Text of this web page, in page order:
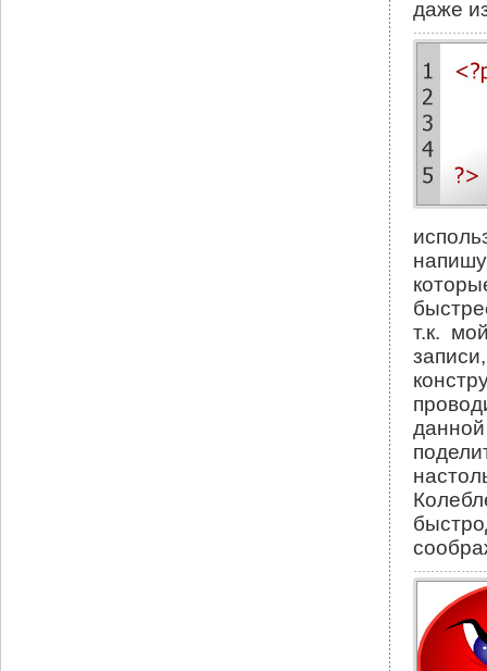
даже
т.к.